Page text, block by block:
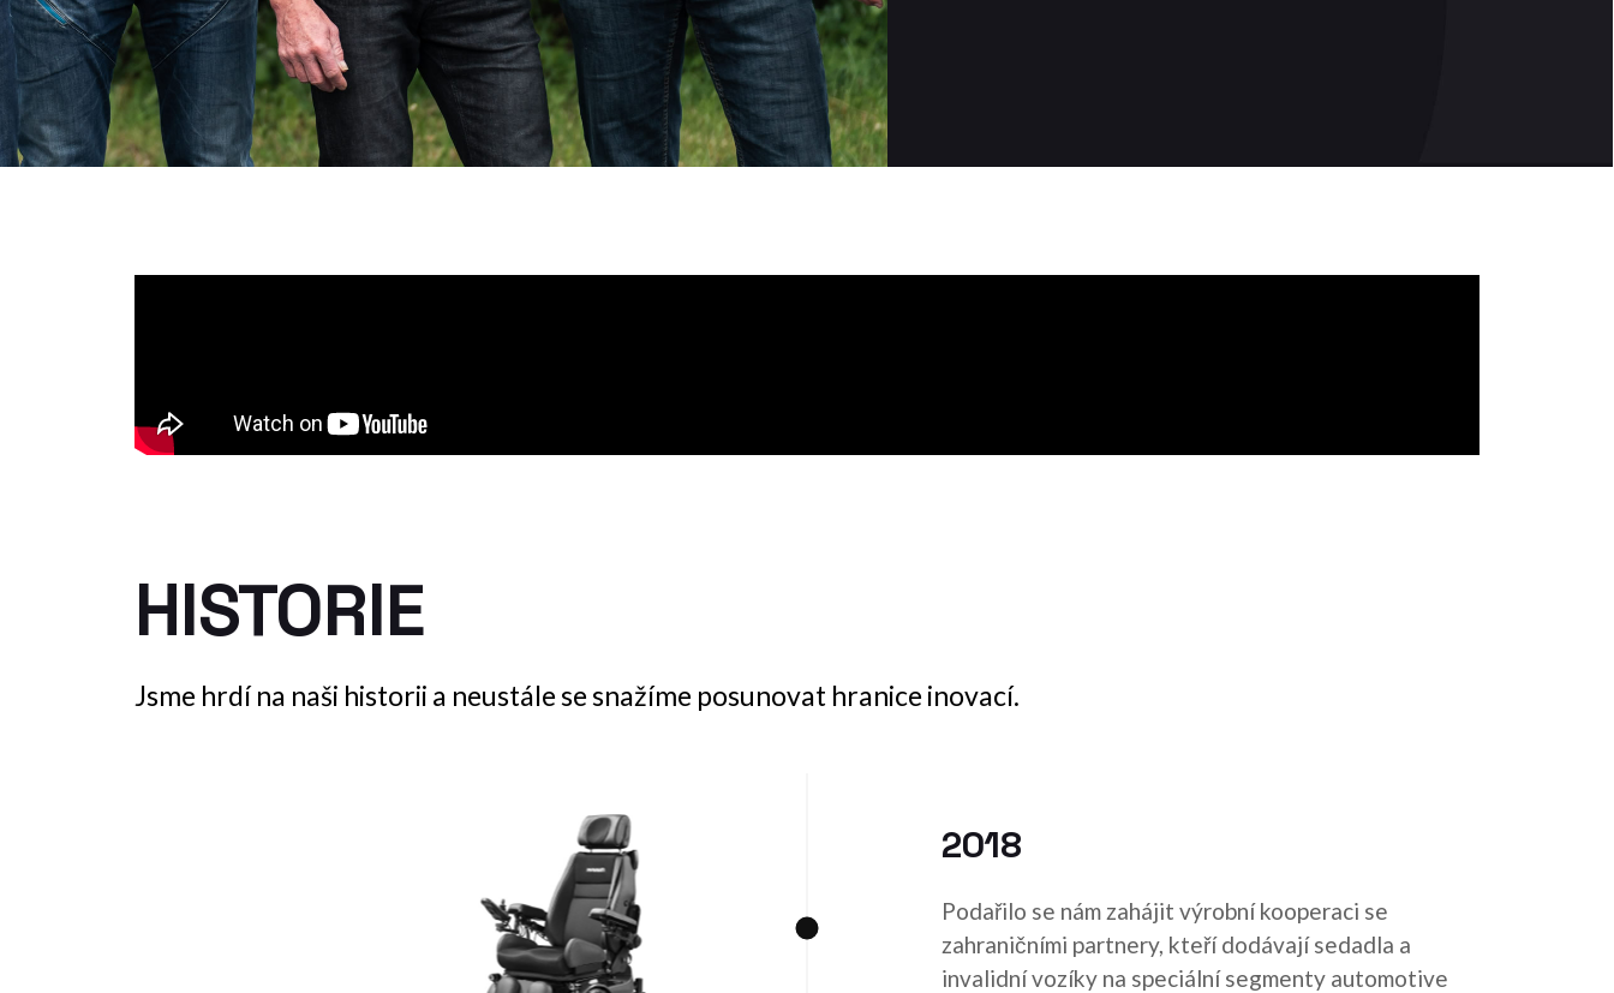
HISTORIE
Jsme hrdí na naši historii a neustále se snažíme posunovat hranice inovací.
2018
Podařilo se nám zahájit výrobní kooperaci se
zahraničními partnery, kteří dodávají sedadla a
invalidní vozíky na speciální segmenty automotive